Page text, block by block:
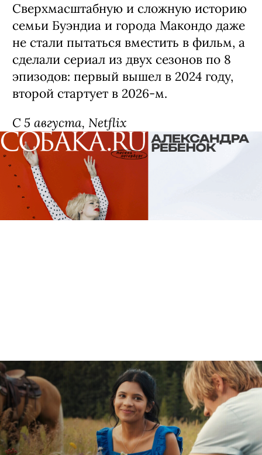
Сверхмасштабную и сложную историю
семьи Буэндиа и города Макондо даже
не стали пытаться вместить в фильм, а
сделали сериал из двух сезонов по 8
эпизодов: первый вышел в 2024 году,
второй стартует в 2026-м.
С 5 августа, Netflix